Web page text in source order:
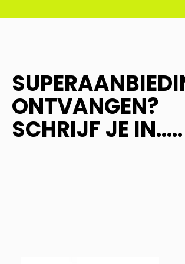
ONTVANGEN?
SCHRIJF JE IN.....